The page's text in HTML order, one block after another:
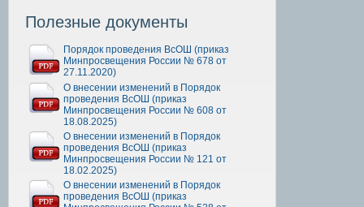
Полезные документы
Порядок проведения ВсОШ (приказ
Минпросвещения России № 678 от
27.11.2020)
О внесении изменений в Порядок
проведения ВсОШ (приказ
Минпросвещения России № 608 от
18.08.2025)
О внесении изменений в Порядок
проведения ВсОШ (приказ
Минпросвещения России № 121 от
18.02.2025)
О внесении изменений в Порядок
проведения ВсОШ (приказ